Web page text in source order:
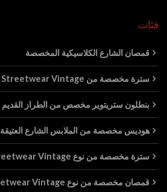
فئات
قمصان الشارع الكلاسيكية المخصصة
سترة مخصصة من Streetwear Vintage
بنطلون ستريتوير مخصص من الطراز القديم
هوديس مخصصة من الملابس الشارع العتيقة
سترة مخصصة من نوع Streetwear Vintage
قمصان مخصصة من نوع Streetwear Vintage